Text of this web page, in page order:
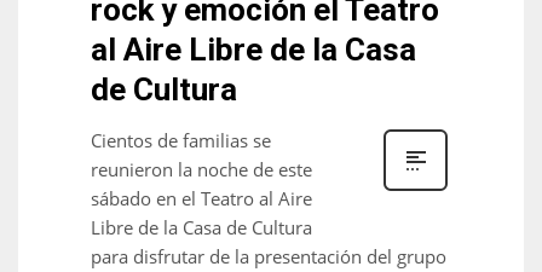
rock y emoción el Teatro
al Aire Libre de la Casa
de Cultura
Cientos de familias se
reunieron la noche de este
sábado en el Teatro al Aire
Libre de la Casa de Cultura
para disfrutar de la presentación del grupo